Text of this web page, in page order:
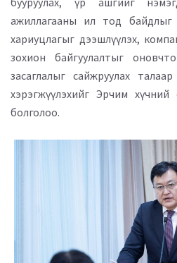
ажиллагааны ил тод байдлыг
хариуцлагыг дээшлүүлэх,
зохион байгуулалтыг
засаглалыг сайжруулах
хэрэгжүүлэхийг Эрчим
болголоо.